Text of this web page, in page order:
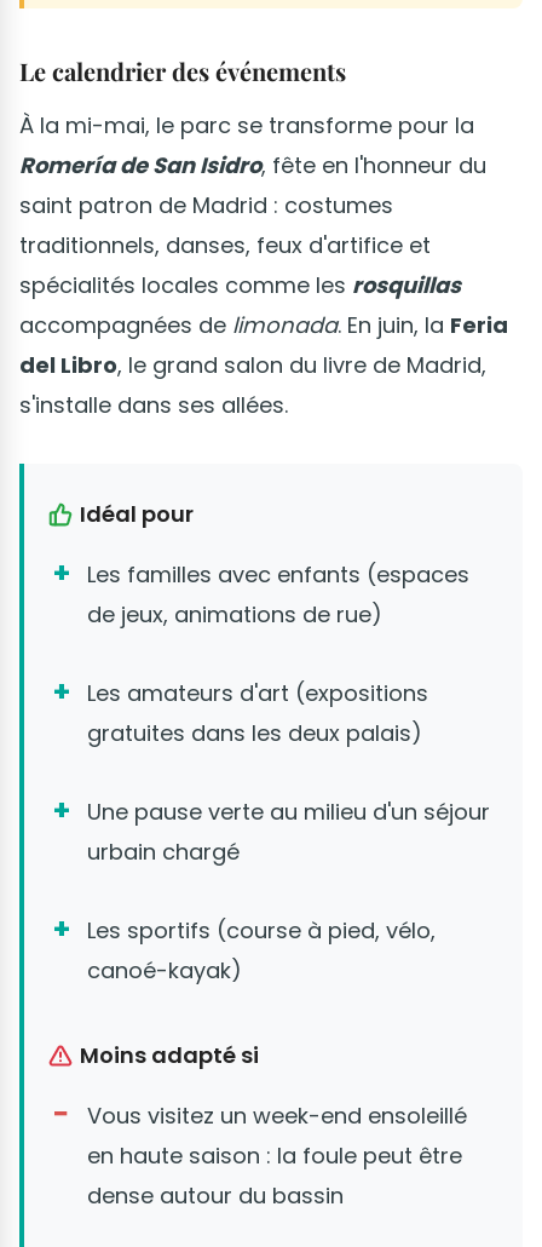
Le calendrier des événements
À la mi-mai, le parc se transforme pour la
Romería de San Isidro, fête en l'honneur du
saint patron de Madrid : costumes
traditionnels, danses, feux d'artifice et
spécialités locales comme les rosquillas
accompagnées de limonada. En juin, la Feria
del Libro, le grand salon du livre de Madrid,
s'installe dans ses allées.
Idéal pour
Les familles avec enfants (espaces
de jeux, animations de rue)
Les amateurs d'art (expositions
gratuites dans les deux palais)
Une pause verte au milieu d'un séjour
urbain chargé
Les sportifs (course à pied, vélo,
canoé-kayak)
Moins adapté si
Vous visitez un week-end ensoleillé
en haute saison : la foule peut être
dense autour du bassin